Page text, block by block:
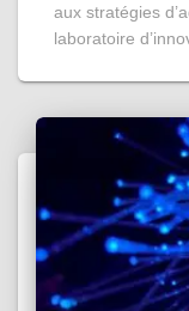
aux stratégies
laboratoire